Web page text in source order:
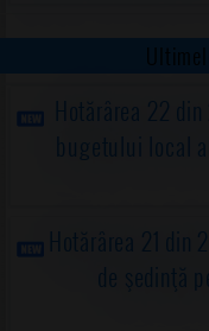
Hotărârea 22
bugetului local
Hotărârea 21 din
de şedinţă